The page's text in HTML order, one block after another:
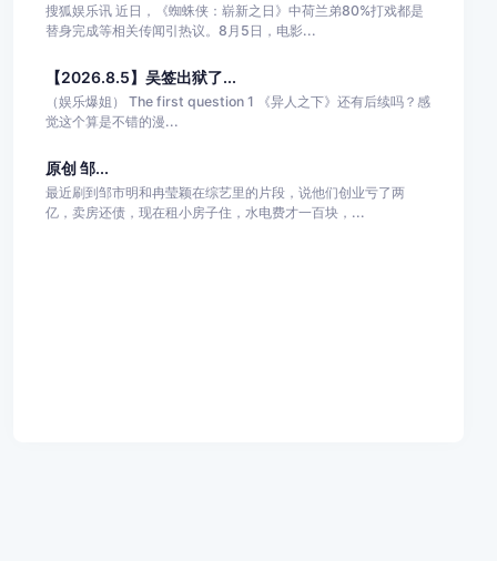
搜狐娱乐讯 近日，《蜘蛛侠：崭新之日》中荷兰弟80%打戏都是
替身完成等相关传闻引热议。8月5日，电影...
【2026.8.5】吴签出狱了...
（娱乐爆姐） The first question 1 《异人之下》还有后续吗？感
觉这个算是不错的漫...
原创 邹...
最近刷到邹市明和冉莹颖在综艺里的片段，说他们创业亏了两
亿，卖房还债，现在租小房子住，水电费才一百块，...